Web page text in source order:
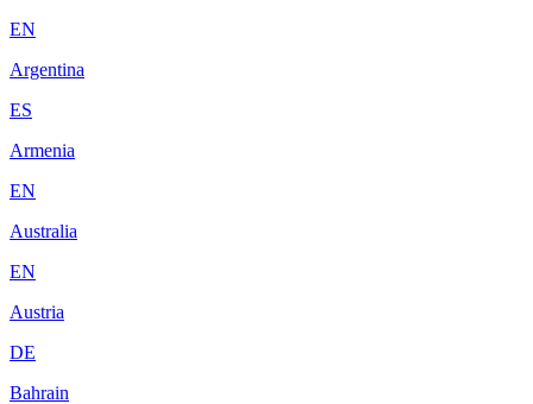
EN
Argentina
ES
Armenia
EN
Australia
EN
Austria
DE
Bahrain